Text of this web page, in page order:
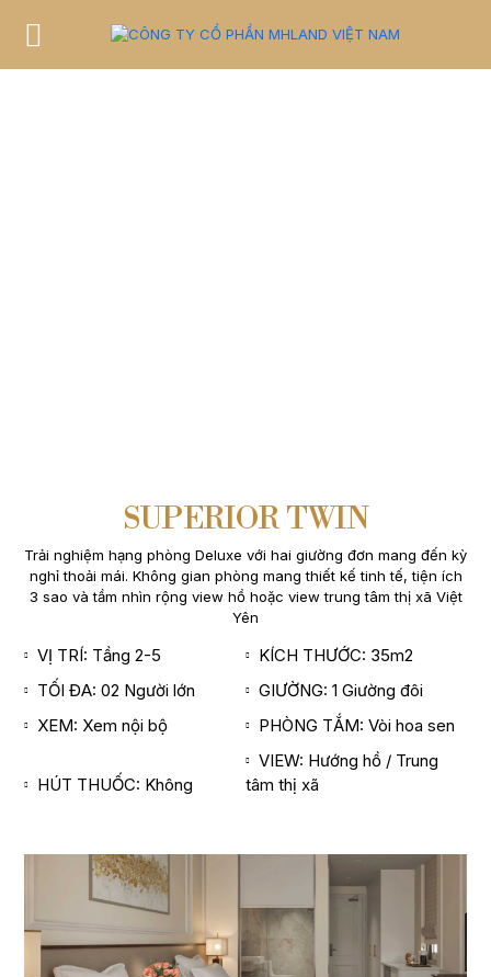
SUPERIOR TWIN
Trải nghiệm hạng phòng Deluxe với hai giường đơn mang đến kỳ
nghỉ thoải mái. Không gian phòng mang thiết kế tinh tế, tiện ích
3 sao và tầm nhìn rộng view hồ hoặc view trung tâm thị xã Việt
Yên
VỊ TRÍ: Tầng 2-5
KÍCH THƯỚC: 35m2
TỐI ĐA: 02 Người lớn
GIƯỜNG: 1 Giường đôi
XEM: Xem nội bộ
PHÒNG TẮM: Vòi hoa sen
HÚT THUỐC: Không
VIEW: Hướng hồ / Trung
tâm thị xã